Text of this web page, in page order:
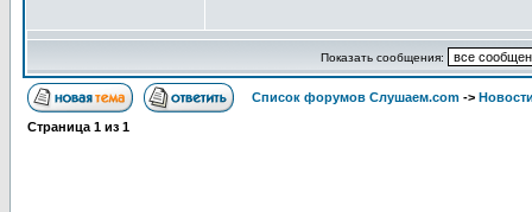
Показать сообщения:
Список форумов Слушаем.com ->
Страница 1 из 1